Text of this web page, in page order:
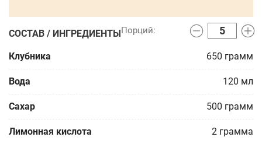
СОСТАВ / ИНГРЕДИЕНТЫ
Клубника 650 грамм
Вода 120 мл
Сахар 500 грамм
Лимонная кислота 2 грамма